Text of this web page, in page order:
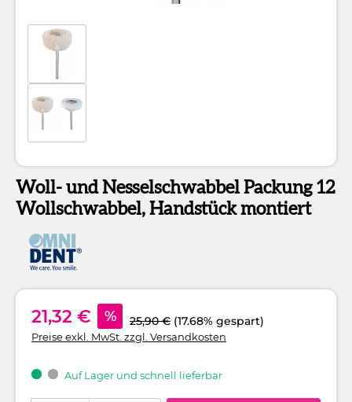
Woll- und Nesselschwabbel Packung 12
Wollschwabbel, Handstück montiert
21,32 € % 25,90 € (17.68% gespart)
Preise exkl. MwSt. zzgl. Versandkosten
Auf Lager und schnell lieferbar